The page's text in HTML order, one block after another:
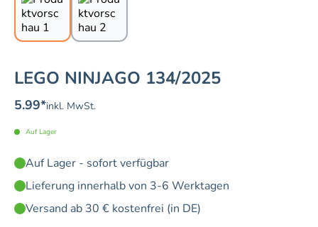
LEGO NINJAGO 134/2025
5.99*inkl. MwSt.
Auf Lager
Auf Lager - sofort verfügbar
Lieferung innerhalb von 3-6 Werktagen
Versand ab 30 € kostenfrei (in DE)